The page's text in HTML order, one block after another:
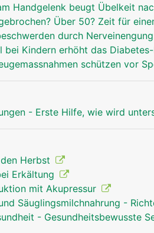
Handgelenk beugt Übelkeit
Über 50? Zeit für
durch
bei Kindern erhöht das
schützen vor
- Erste Hilfe, wie wird
Herbst
Erkältung
mit Akupressur
Säuglingsmilchnahrung -
- Gesundheitsbewusste